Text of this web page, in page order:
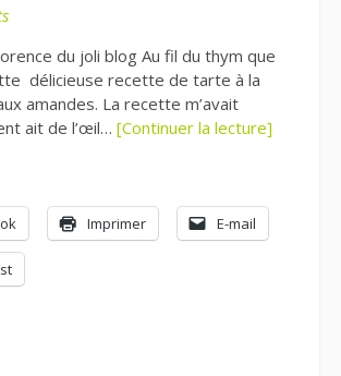
du joli blog Au fil du thym que
délicieuse recette de tarte à la
amandes. La recette m’avait
ait de l’œil… [Continuer la lecture]
Imprimer E-mail